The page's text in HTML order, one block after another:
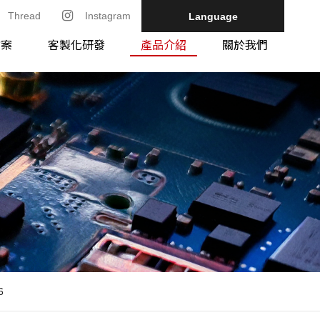
Thread Instagram Language
客製化研發 產品介紹 關於我們